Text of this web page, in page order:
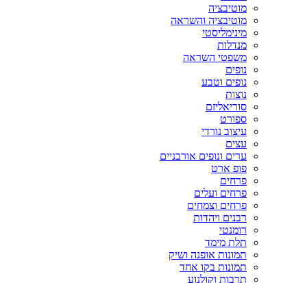
מוטיבציה
מוטיבציה והשראה
מינימליסטי
מנדלות
משפטי השראה
נופים
נופים וטבע
נוצות
סוריאליזם
ספורט
עיצוב נורדי
עצים
ערים ונופים אורבניים
פופ ארט
פרחים
פרחים ועלים
פרחים וצמחים
רבנים ויהדות
רומנטי
תלת מימד
תמונות אופנה ושיק
תמונות בקו אחד
תרבות וקולנוע